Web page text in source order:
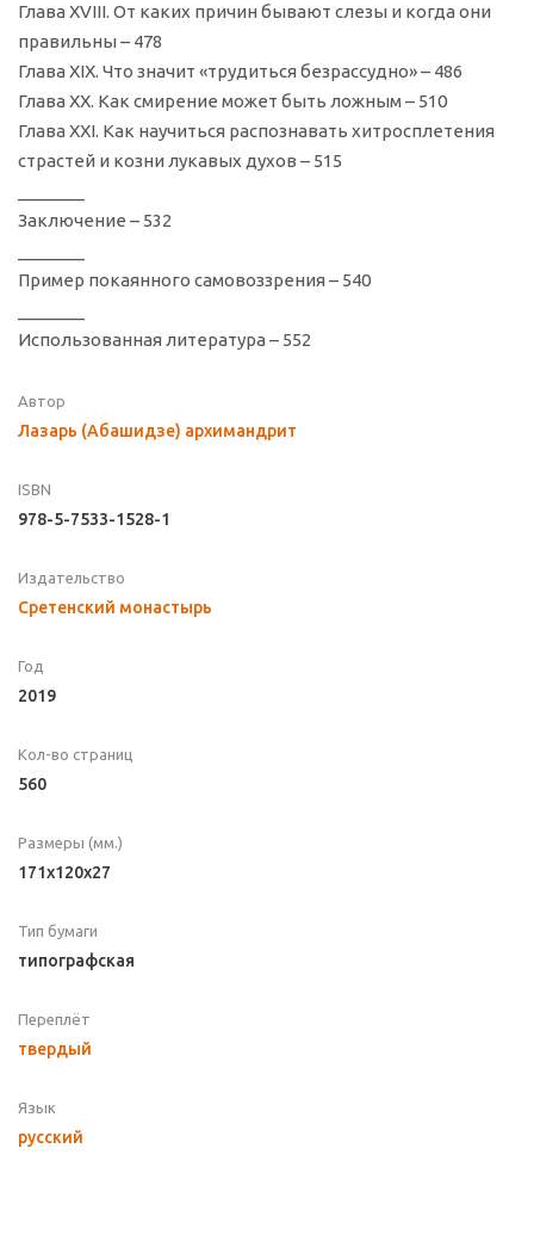
Глава XVIII. От каких причин бывают слезы и когда они
правильны – 478
Глава XIX. Что значит «трудиться безрассудно» – 486
Глава XX. Как смирение может быть ложным – 510
Глава XXI. Как научиться распознавать хитросплетения
страстей и козни лукавых духов – 515
Заключение – 532
Пример покаянного самовоззрения – 540
Использованная литература – 552
Автор
Лазарь (Абашидзе) архимандрит
ISBN
978-5-7533-1528-1
Издательство
Сретенский монастырь
Год
2019
Кол-во страниц
560
Размеры (мм.)
171x120x27
Тип бумаги
типографская
Переплёт
твердый
Язык
русский